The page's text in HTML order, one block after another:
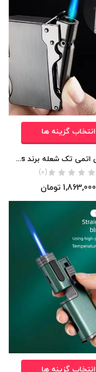
انتخاب گزینه ها
فندک گازی اتمی تک شعله برند Focus اورجینال
(0)
1,863,000 تومان
انتخاب گزینه ها